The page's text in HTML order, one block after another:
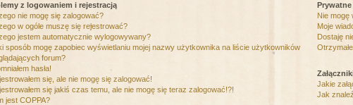
z logowaniem i rejestracją
nie mogę się zalogować?
w ogóle muszę się rejestrować?
jestem automatycznie wylogowywany?
sposób mogę zapobiec wyświetlaniu mojej nazwy użytkownika na liście użytkowników
forum?
hasła!
się, ale nie mogę się zalogować!
się jakiś czas temu, ale nie mogę się teraz zalogować!?!
jest COPPA?
Nie mogę
Moje
Dostaję
Jakie
Jak